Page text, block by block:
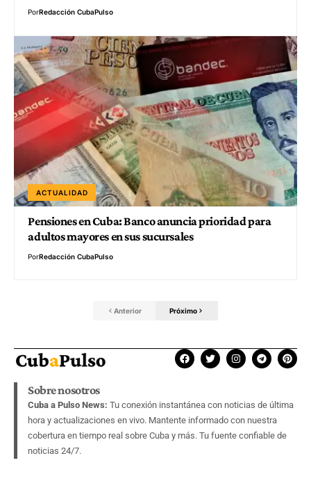
PorRedacción CubaPulso
ACTUALIDAD
Pensiones en Cuba: Banco anuncia prioridad para
adultos mayores en sus sucursales
PorRedacción CubaPulso
Anterior Próximo
Sobre nosotros
Cuba a Pulso News: Tu conexión instantánea con noticias de última
hora y actualizaciones en vivo. Mantente informado con nuestra
cobertura en tiempo real sobre Cuba y más. Tu fuente confiable de
noticias 24/7.